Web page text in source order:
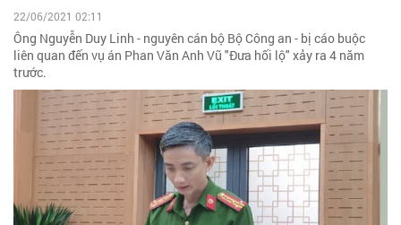
22/06/2021 02:11
Ông Nguyễn Duy Linh - nguyên cán bộ Bộ Công an - bị cáo buộc
liên quan đến vụ án Phan Văn Anh Vũ "Đưa hối lộ" xảy ra 4 năm
trước.